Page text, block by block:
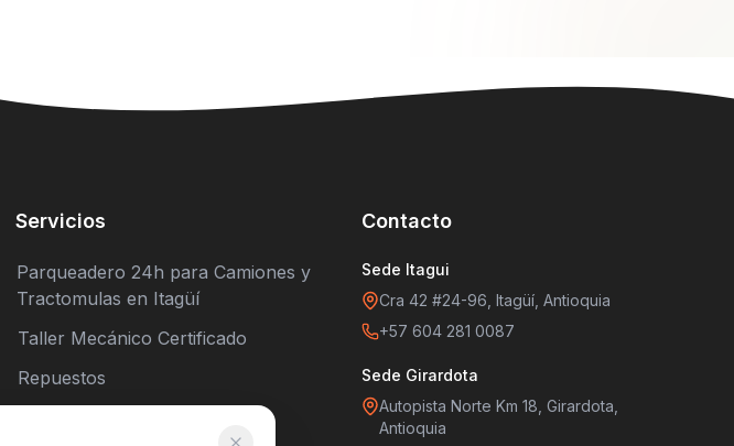
Servicios
Parqueadero 24h para Camiones y
Tractomulas en Itagüí
Taller Mecánico Certificado
Repuestos
Contacto
Sede Itagui
Cra 42 #24-96, Itagüí, Antioquia
+57 604 281 0087
Sede Girardota
Autopista Norte Km 18, Girardota,
Antioquia